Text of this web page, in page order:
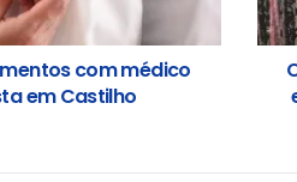
com médico
em Castilho